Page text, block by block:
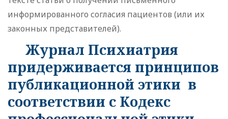
информированного согласия пациентов (или их
законных представителей).
Журнал Психиатрия
придерживается принципов
публикационной этики в
соответствии с Кодекс